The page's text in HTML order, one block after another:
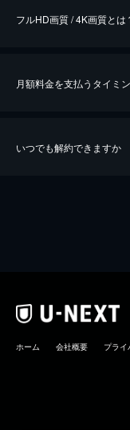
※40％ポイント還元の対象は、
フルHD画質 / 4K画質とは
月額料金を支払うタイミ
いつでも解約できますか
ホーム 会社概要 プライ